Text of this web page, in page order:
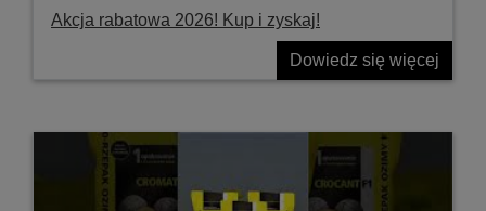
Akcja rabatowa 2026! Kup i zyskaj!
Dowiedz się więcej